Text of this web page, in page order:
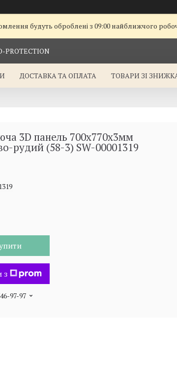
будуть оброблені з 09:00 найближчого
PROTECTION
ДОСТАВКА ТА ОПЛАТА ТОВАРИ ЗІ
3D панель 700x770x3мм
рудий (58-3) SW-00001319
з
97-97